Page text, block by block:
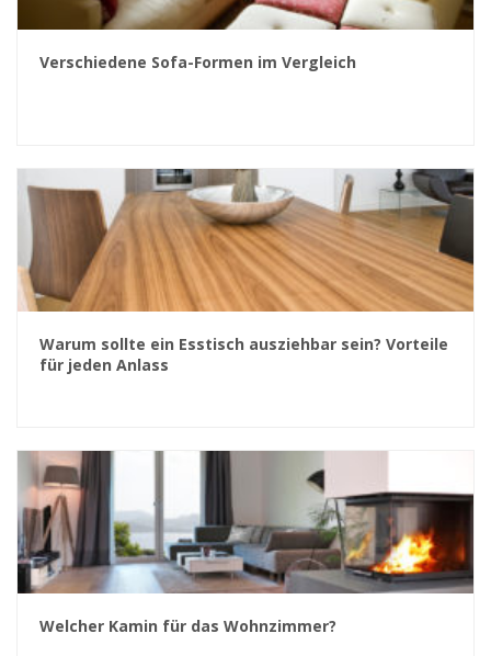
Verschiedene Sofa-Formen im Vergleich
Warum sollte ein Esstisch ausziehbar sein? Vorteile
für jeden Anlass
Welcher Kamin für das Wohnzimmer?